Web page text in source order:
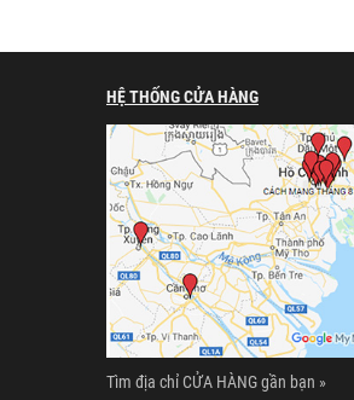
HỆ THỐNG CỬA HÀNG
Tìm địa chỉ CỬA HÀNG gần bạn »